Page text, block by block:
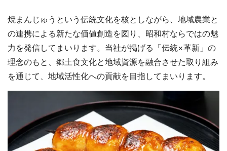
焼まんじゅうという伝統文化を核としながら、地域農業と
の連携による新たな価値創造を図り、昭和村ならではの魅
力を発信してまいります。当社が掲げる「伝統×革新」の
理念のもと、郷土食文化と地域資源を融合させた取り組み
を通じて、地域活性化への貢献を目指してまいります。